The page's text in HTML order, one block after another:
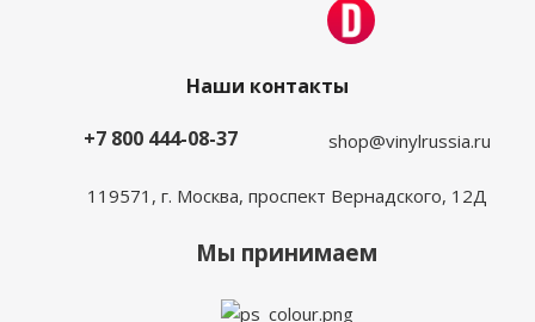
Наши контакты
+7 800 444-08-37
shop@vinylrussia.ru
119571, г. Москва, проспект Вернадского, 12Д
Мы принимаем